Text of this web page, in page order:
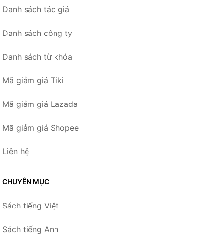
Danh sách tác giả
Danh sách công ty
Danh sách từ khóa
Mã giảm giá Tiki
Mã giảm giá Lazada
Mã giảm giá Shopee
Liên hệ
CHUYÊN MỤC
Sách tiếng Việt
Sách tiếng Anh